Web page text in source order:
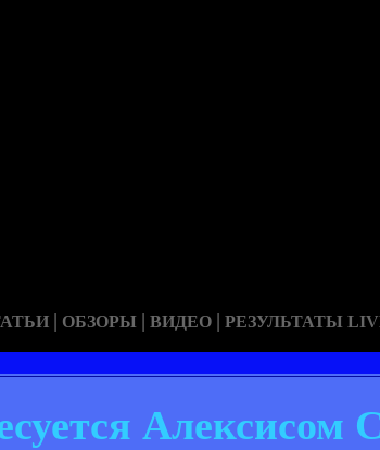
| ОБЗОРЫ | ВИДЕО | РЕЗУЛЬТАТЫ
Алексисом